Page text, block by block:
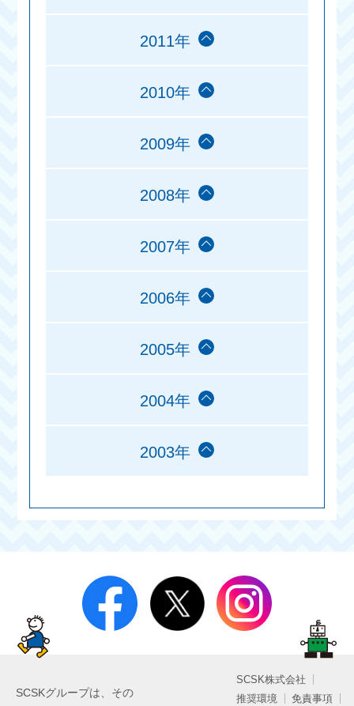
2011年
2010年
2009年
2008年
2007年
2006年
2005年
2004年
2003年
SCSKグループは、その
SCSK株式会社
推奨環境
免責事項